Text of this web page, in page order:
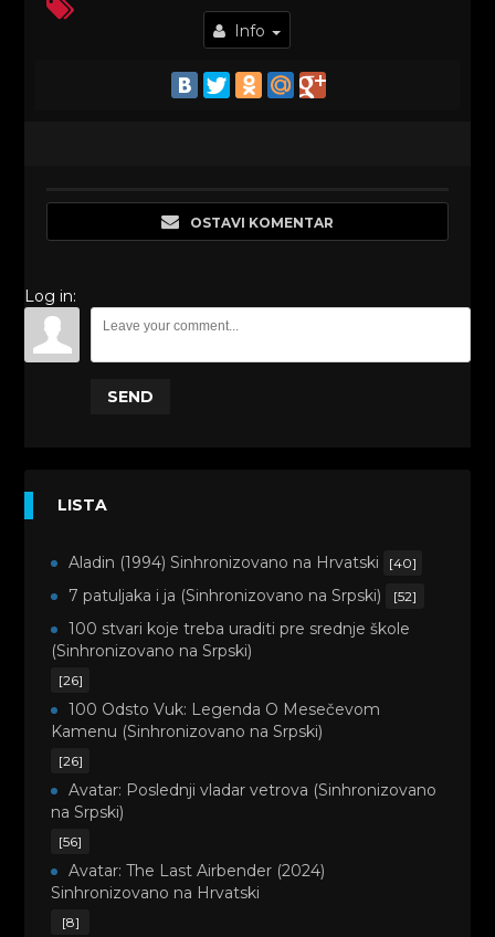
Info
OSTAVI KOMENTAR
Log in:
SEND
LISTA
Aladin (1994) Sinhronizovano na Hrvatski [40]
7 patuljaka i ja (Sinhronizovano na Srpski) [52]
100 stvari koje treba uraditi pre srednje škole
(Sinhronizovano na Srpski)
[26]
100 Odsto Vuk: Legenda O Mesečevom
Kamenu (Sinhronizovano na Srpski)
[26]
Avatar: Poslednji vladar vetrova (Sinhronizovano
na Srpski)
[56]
Avatar: The Last Airbender (2024)
Sinhronizovano na Hrvatski
[8]